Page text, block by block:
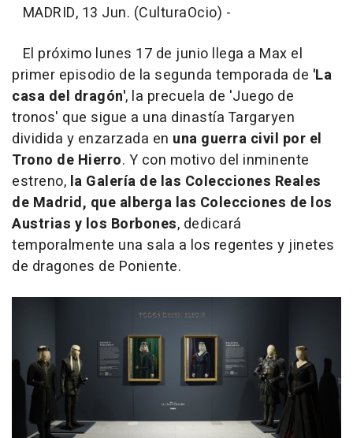
MADRID, 13 Jun. (CulturaOcio) -
El próximo lunes 17 de junio llega a Max el
primer episodio de la segunda temporada de 'La
casa del dragón', la precuela de 'Juego de
tronos' que sigue a una dinastía Targaryen
dividida y enzarzada en una guerra civil por el
Trono de Hierro. Y con motivo del inminente
estreno, la Galería de las Colecciones Reales
de Madrid, que alberga las Colecciones de los
Austrias y los Borbones, dedicará
temporalmente una sala a los regentes y jinetes
de dragones de Poniente.